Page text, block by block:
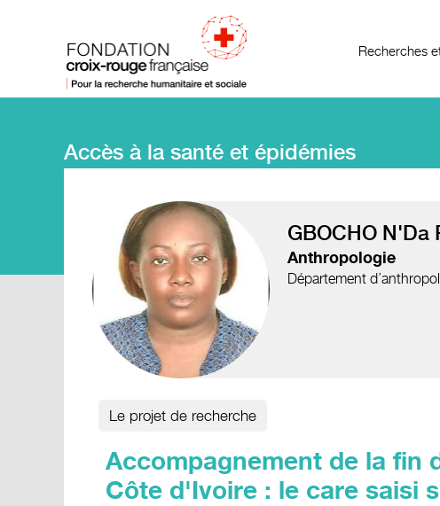
Recherches
Accès à la santé et épidémies
GBOCHO N'Da
Anthropologie
Département
Le projet de recherche
Accompagnement de la fin
Côte d'Ivoire : le care saisi